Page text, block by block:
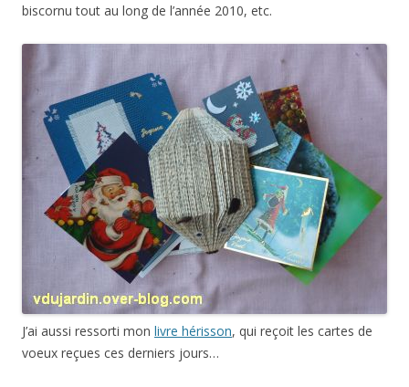
biscornu tout au long de l’année 2010, etc.
J’ai aussi ressorti mon livre hérisson, qui reçoit les cartes de
voeux reçues ces derniers jours…